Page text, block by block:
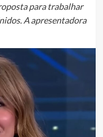
para trabalhar
A apresentadora